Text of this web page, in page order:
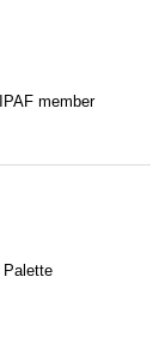
CE ISO9001:2008 IPAF member
Palette